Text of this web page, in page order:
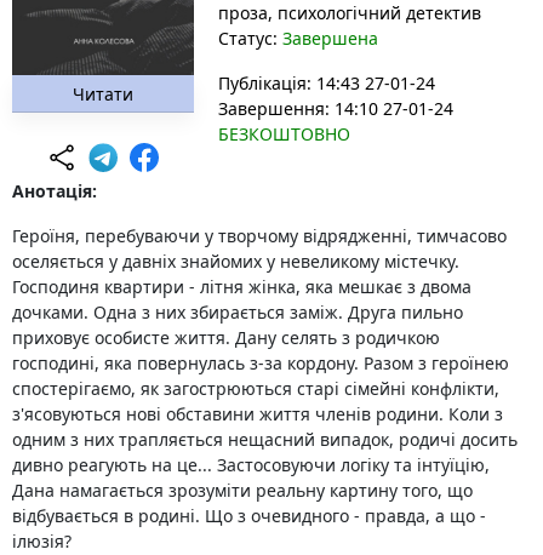
Читати
проза, психологічний детектив
Статус: Завершена
Публікація: 14:43 27-01-24
Завершення: 14:10 27-01-24
БЕЗКОШТОВНО
Анотація:
Героїня, перебуваючи у творчому відрядженні, тимчасово
оселяється у давніх знайомих у невеликому містечку.
Господиня квартири - літня жінка, яка мешкає з двома
дочками. Одна з них збирається заміж. Друга пильно
приховує особисте життя. Дану селять з родичкою
господині, яка повернулась з-за кордону. Разом з героїнею
спостерігаємо, як загострюються старі сімейні конфлікти,
з'ясовуються нові обставини життя членів родини. Коли з
одним з них трапляється нещасний випадок, родичі досить
дивно реагують на це... Застосовуючи логіку та інтуїцію,
Дана намагається зрозуміти реальну картину того, що
відбувається в родині. Що з очевидного - правда, а що -
ілюзія?